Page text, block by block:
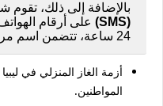
بالإضافة إلى ذلك، تقوم
(SMS)
على أرقام
24 ساعة، تتضمن اسم مركز التوزيع وساعة الحضور.
أزمة الغاز المنزلي في
المواطنين.